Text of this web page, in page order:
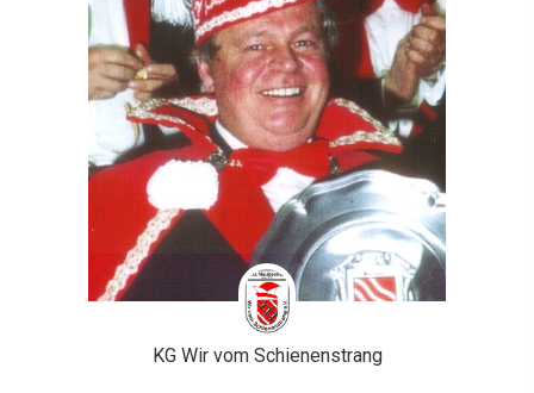
KG Wir vom Schienenstrang